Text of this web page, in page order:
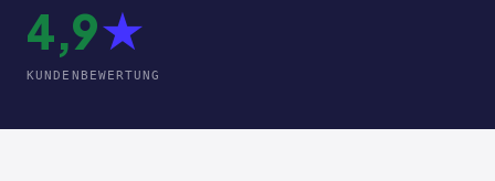
4,9★
KUNDENBEWERTUNG